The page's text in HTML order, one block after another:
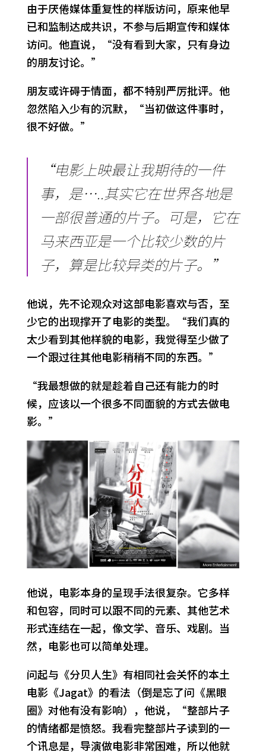
由于厌倦媒体重复性的样版访问，原来他早
已和监制达成共识，不参与后期宣传和媒体
访问。他直说，“没有看到大家，只有身边
的朋友讨论。”
朋友或许碍于情面，都不特别严厉批评。他
忽然陷入少有的沉默，“当初做这件事时，
很不好做。”
“电影上映最让我期待的一件
事，是…..其实它在世界各地是
一部很普通的片子。可是，它在
马来西亚是一个比较少数的片
子，算是比较异类的片子。”
他说，先不论观众对这部电影喜欢与否，至
少它的出现撑开了电影的类型。“我们真的
太少看到其他样貌的电影，我觉得至少做了
一个跟过往其他电影稍稍不同的东西。”
“我最想做的就是趁着自己还有能力的时
候，应该以一个很多不同面貌的方式去做电
影。”
他说，电影本身的呈现手法很复杂。它多样
和包容，同时可以跟不同的元素、其他艺术
形式连结在一起，像文学、音乐、戏剧。当
然，电影也可以简单处理。
问起与《分贝人生》有相同社会关怀的本土
电影《Jagat》的看法（倒是忘了问《黑眼
圈》对他有没有影响），他说，“整部片子
的情绪都是愤怒。我看完整部片子读到的一
个讯息是，导演做电影非常困难，所以他就